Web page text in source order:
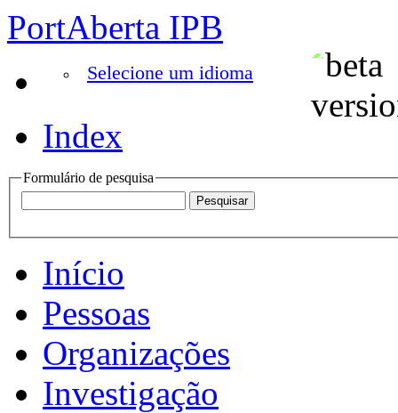
PortAberta IPB
Selecione um idioma
Index
Formulário de pesquisa
Início
Pessoas
Organizações
Investigação